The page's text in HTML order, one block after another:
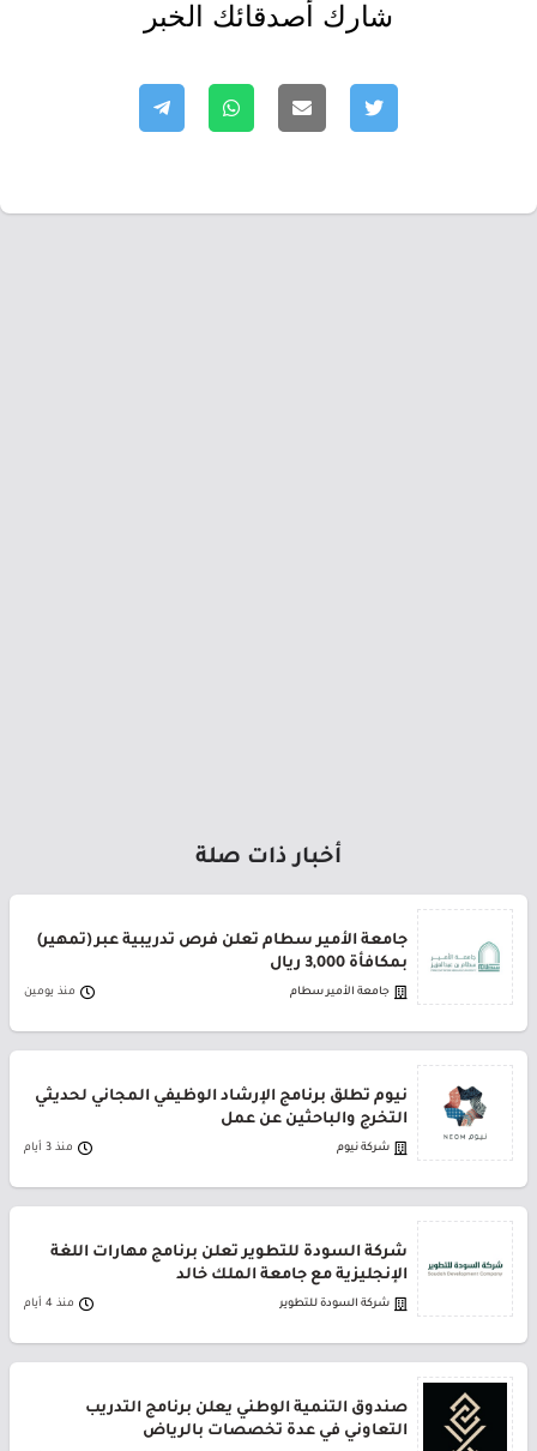
شارك أصدقائك الخبر
أخبار ذات صلة
جامعة الأمير سطام تعلن فرص تدريبية عبر (تمهير)
بمكافأة 3,000 ريال
جامعة الأمير سطام منذ يومين
نيوم تطلق برنامج الإرشاد الوظيفي المجاني لحديثي
التخرج والباحثين عن عمل
شركة نيوم منذ 3 أيام
شركة السودة للتطوير تعلن برنامج مهارات اللغة
الإنجليزية مع جامعة الملك خالد
شركة السودة للتطوير منذ 4 أيام
صندوق التنمية الوطني يعلن برنامج التدريب
التعاوني في عدة تخصصات بالرياض